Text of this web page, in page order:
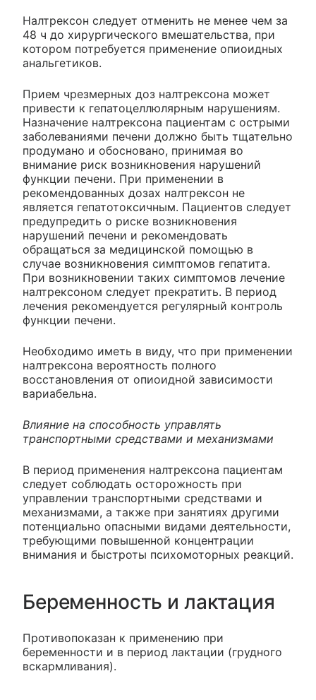
Налтрексон следует отменить не менее чем за
48 ч до хирургического вмешательства, при
котором потребуется применение опиоидных
анальгетиков.
Прием чрезмерных доз налтрексона может
привести к гепатоцеллюлярным нарушениям.
Назначение налтрексона пациентам с острыми
заболеваниями печени должно быть тщательно
продумано и обосновано, принимая во
внимание риск возникновения нарушений
функции печени. При применении в
рекомендованных дозах налтрексон не
является гепатотоксичным. Пациентов следует
предупредить о риске возникновения
нарушений печени и рекомендовать
обращаться за медицинской помощью в
случае возникновения симптомов гепатита.
При возникновении таких симптомов лечение
налтрексоном следует прекратить. В период
лечения рекомендуется регулярный контроль
функции печени.
Необходимо иметь в виду, что при применении
налтрексона вероятность полного
восстановления от опиоидной зависимости
вариабельна.
Влияние на способность управлять
транспортными средствами и механизмами
В период применения налтрексона пациентам
следует соблюдать осторожность при
управлении транспортными средствами и
механизмами, а также при занятиях другими
потенциально опасными видами деятельности,
требующими повышенной концентрации
внимания и быстроты психомоторных реакций.
Беременность и лактация
Противопоказан к применению при
беременности и в период лактации (грудного
вскармливания).